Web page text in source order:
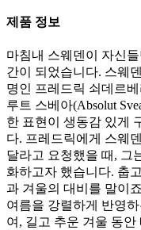
제품 정보
마침내 스웨덴이 자신
간이 되었습니다. 스웨
명인 프레드릭 쇠데르베
루트 스베아(Absolut
한 표현이 생동감 있게
다. 프레드릭에게 스웨
달라고 요청했을 때, 그
화하고자 했습니다. 춥
과 겨울의 대비를 말이
여름을 강렬하게 반영
여, 길고 추운 겨울 동